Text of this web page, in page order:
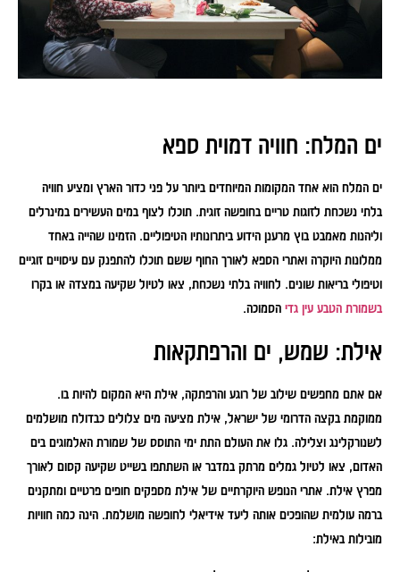
ים המלח: חוויה דמוית ספא
ים המלח הוא אחד המקומות המיוחדים ביותר על פני כדור הארץ ומציע חוויה
בלתי נשכחת לזוגות טריים בחופשה זוגית. תוכלו לצוף במים העשירים במינרלים
וליהנות מאמבט בוץ מרענן הידוע ביתרונותיו הטיפוליים. הזמינו שהייה באחד
ממלונות היוקרה ואתרי הספא לאורך החוף ששם תוכלו להתפנק עם עיסויים זוגיים
וטיפולי בריאות שונים. לחוויה בלתי נשכחת, צאו לטיול שקיעה במצדה או בקרו
בשמורת הטבע עין גדי הסמוכה.
אילת: שמש, ים והרפתקאות
אם אתם מחפשים שילוב של רוגע והרפתקה, אילת היא המקום להיות בו.
ממוקמת בקצה הדרומי של ישראל, אילת מציעה מים צלולים כבדולח מושלמים
לשנורקלינג וצלילה. גלו את העולם התת ימי התוסס של שמורת האלמוגים בים
האדום, צאו לטיול גמלים מרתק במדבר או השתתפו בשייט שקיעה קסום לאורך
מפרץ אילת. אתרי הנופש היוקרתיים של אילת מספקים חופים פרטיים ומתקנים
ברמה עולמית שהופכים אותה ליעד אידיאלי לחופשה מושלמת. הינה כמה חוויות
מובילות באילת: